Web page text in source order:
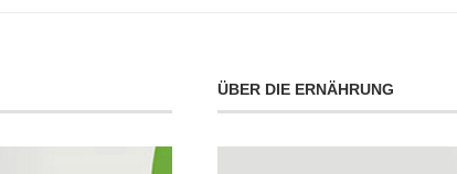
ÜBER DIE ERNÄHRUNG